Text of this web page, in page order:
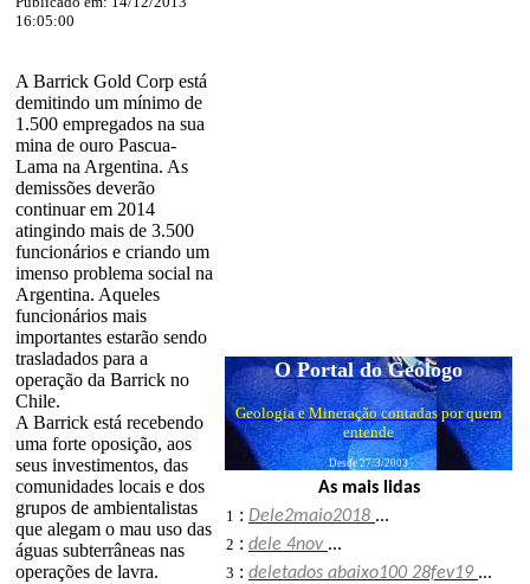
16:05:00
A Barrick Gold Corp está
demitindo um mínimo de
1.500 empregados na sua
mina de ouro Pascua-
Lama na Argentina. As
demissões deverão
continuar em 2014
atingindo mais de 3.500
funcionários e criando um
imenso problema social na
Argentina. Aqueles
funcionários mais
importantes estarão sendo
trasladados para a
operação da Barrick no
Chile.
A Barrick está recebendo
uma forte oposição, aos
seus investimentos, das
comunidades locais e dos
grupos de ambientalistas
que alegam o mau uso das
águas subterrâneas nas
operações de lavra.
O Portal do Geólogo
Geologia e Mineração contadas por quem
entende
Desde 27/3/2003
As mais lidas
1 : Dele2maio2018 ...
2 : dele 4nov ...
3 : deletados abaixo100 28fev19 ...